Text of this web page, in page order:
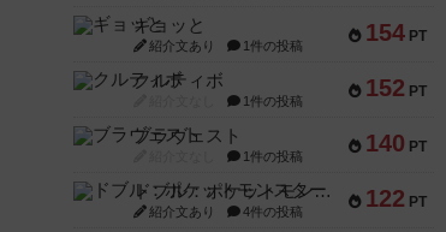
154 PT
ギョッと
紹介文あり 1件の投稿
152 PT
クルティボ
1件の投稿
140 PT
ブラヴェスト
1件の投稿
122 PT
ドブル：ポケットモンスター
紹介文あり 4件の投稿